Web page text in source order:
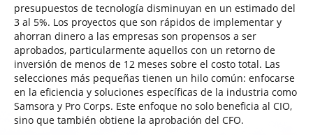
presupuestos de tecnología disminuyan en un estimado del
3 al 5%. Los proyectos que son rápidos de implementar y
ahorran dinero a las empresas son propensos a ser
aprobados, particularmente aquellos con un retorno de
inversión de menos de 12 meses sobre el costo total. Las
selecciones más pequeñas tienen un hilo común: enfocarse
en la eficiencia y soluciones específicas de la industria como
Samsora y Pro Corps. Este enfoque no solo beneficia al CIO,
sino que también obtiene la aprobación del CFO.